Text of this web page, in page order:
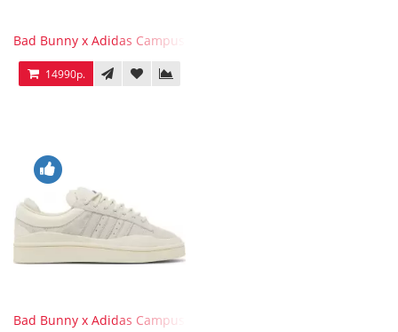
Bad Bunny x Adidas Campus Wild Moss
14990р.
Bad Bunny x Adidas Campus Light